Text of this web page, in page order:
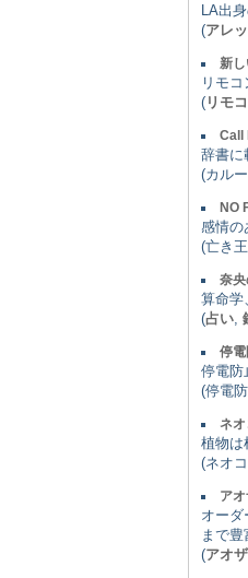
LA出
(アレ
新
リモ
( リモ
Call
辞書に
(カル
NO
感情の
(亡き
奈
算命学
(占い
停
停電防
(停電
ネ
植物は
(ネオ
ア
オーダ
まで豊
(アオ